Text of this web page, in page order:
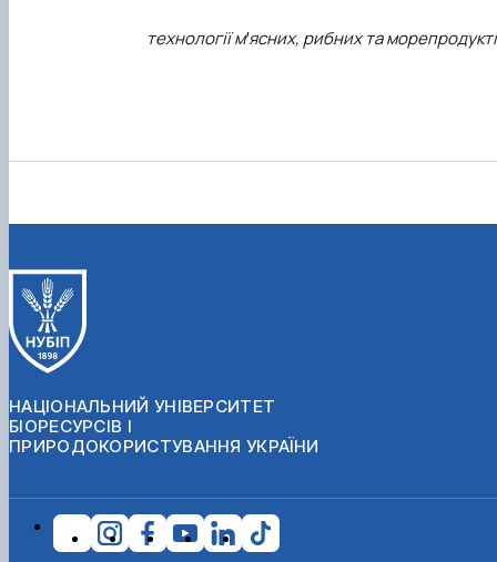
технології мꞌясних, рибних та
НАЦІОНАЛЬНИЙ УНІВЕРСИТЕТ
БІОРЕСУРСІВ І
ПРИРОДОКОРИСТУВАННЯ УКРАЇНИ